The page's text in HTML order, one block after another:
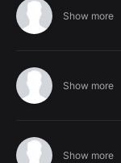
Show more
Show more
Show more